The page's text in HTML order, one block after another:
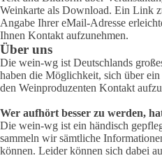
Weinkarte als Download. Ein Link
Angabe Ihrer eMail-Adresse
Ihnen Kontakt aufzunehmen.
Über uns
Die wein-wg ist Deutschlands
haben die Möglichkeit, sich über
den Weinproduzenten Kontakt
Wer aufhört besser zu werden,
Die wein-wg ist ein händisch
sammeln wir sämtliche
können. Leider können sich dabei